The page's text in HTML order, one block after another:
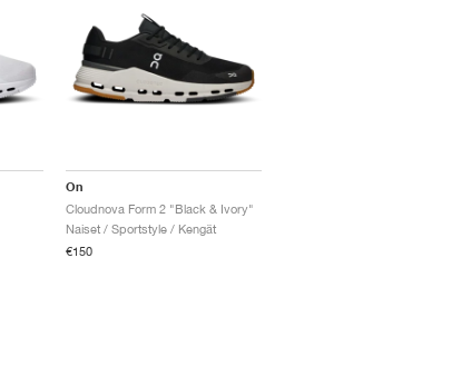
On
Cloudnova Form 2 "Black & Ivory"
Naiset / Sportstyle / Kengät
€150